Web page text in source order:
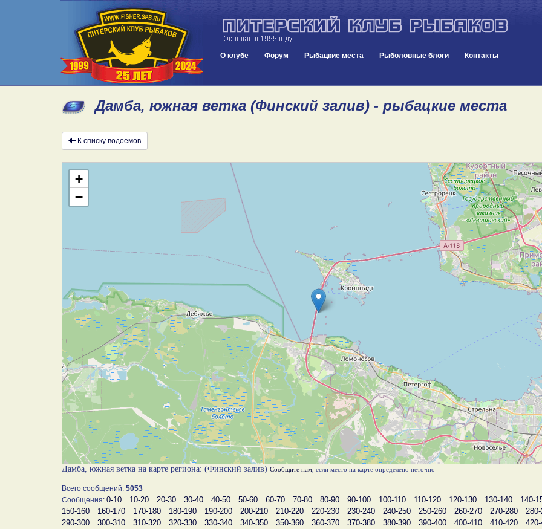
О клубе Форум Рыбацкие места Рыболовные блоги Контакты
Дамба, южная ветка (Финский залив) - рыбацкие места
К списку водоемов
+
−
Дамба, южная ветка на карте региона: (Финский залив) Сообщите нам , если место на карте определено неточно
Всего сообщений: 5053
Сообщения: 0-10 10-20 20-30 30-40 40-50 50-60 60-70 70-80 80-90 90-100 100-110 110-120 120-130 130-140
140-
150-160
160-170 170-180 180-190 190-200 200-210 210-220 220-230 230-240 240-250 250-260 260-270 270-280
290-300
300-310 310-320 320-330 330-340 340-350 350-360 360-370 370-380 380-390 390-400 400-410 410-420